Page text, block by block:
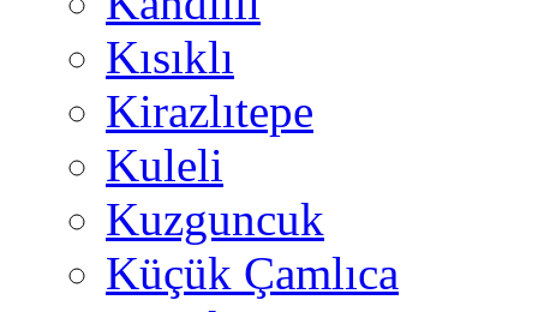
Kısıklı
Kirazlıtepe
Kuleli
Kuzguncuk
Küçük Çamlıca